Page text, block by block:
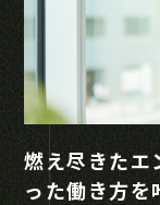
燃え尽きたエ
った働き方を